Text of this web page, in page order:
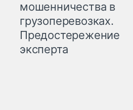
мошенничества в
грузоперевозках.
Предостережение
эксперта